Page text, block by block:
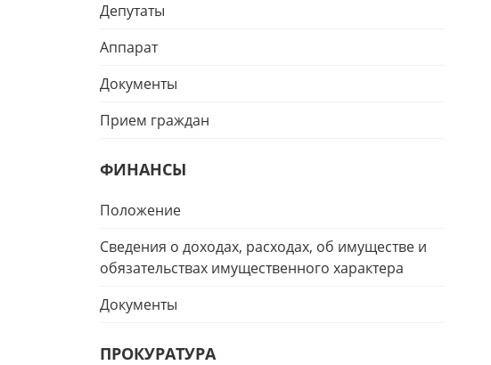
Депутаты
Аппарат
Документы
Прием граждан
ФИНАНСЫ
Положение
Сведения о доходах, расходах, об имуществе и
обязательствах имущественного характера
Документы
ПРОКУРАТУРА